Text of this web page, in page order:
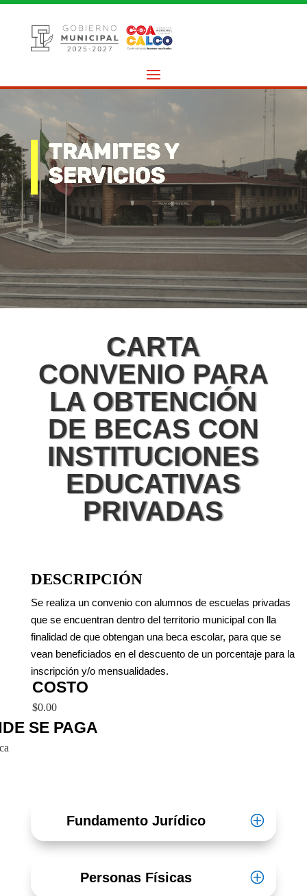
TRAMITES Y
SERVICIOS
CARTA
CONVENIO PARA
LA OBTENCIÓN
DE BECAS CON
INSTITUCIONES
EDUCATIVAS
PRIVADAS
DESCRIPCIÓN
Se realiza un convenio con alumnos de escuelas privadas
que se encuentran dentro del territorio municipal con lla
finalidad de que obtengan una beca escolar, para que se
vean beneficiados en el descuento de un porcentaje para la
inscripción y/o mensualidades.
COSTO
$0.00
SE PAGA
Fundamento Jurídico
Personas Físicas